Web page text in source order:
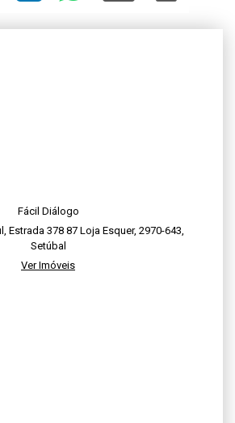
Fácil Diálogo
Estrada 378 87 Loja Esquer, 2970-643,
Setúbal
Ver Imóveis